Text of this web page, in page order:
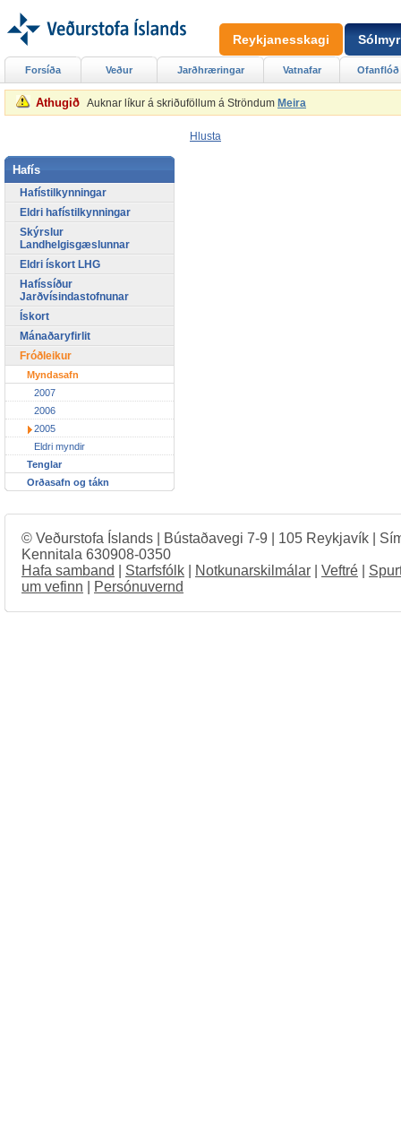
Athugið Auknar líkur á skriðuföllum á Ströndum Meira
Hlusta
Forsíða Veður Jarðhræringar Vatnafar Ofanflóð
Hafís
Hafístilkynningar
Eldri hafístilkynningar
Skýrslur
Landhelgisgæslunnar
Eldri ískort LHG
Hafíssíður
Jarðvísindastofnunar
Ískort
Mánaðaryfirlit
Fróðleikur
Myndasafn
2007
2006
2005
Eldri myndir
Tenglar
Orðasafn og tákn
Reykjanesskagi
© Veðurstofa Íslands | Bústaðavegi 7-9 | 105 Reykjavík |
Kennitala 630908-0350
Hafa samband
Starfsfólk Notkunarskilmálar Veftré
um vefinn
Persónuvernd